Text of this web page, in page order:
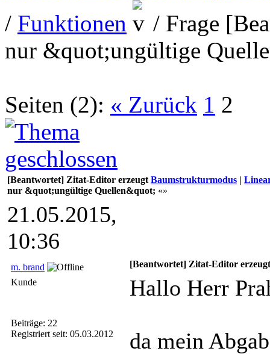
/ Funktionen / Frage
nur &quot;ungültige
Seiten (2): « Zurück 1 2
Baumstrukturmodus |
[Beantwortet] Zitat-Editor erzeugt
nur &quot;ungültige Quellen&quot; «»
21.05.2015,
10:36
m. brand
Kunde
Beiträge: 22
Registriert seit: 05.03.2012
[Beantwortet] Zitat-Editor
Hallo Herr
da mein